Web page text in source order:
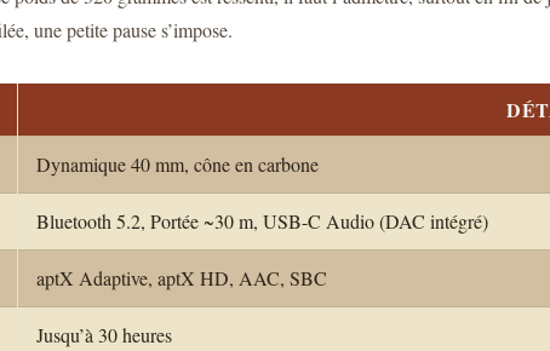
une petite pause s’impose.
Dynamique 40 mm, cône en carbone
Bluetooth 5.2, Portée ~30 m, USB-C Audio (DAC intégré)
aptX Adaptive, aptX HD, AAC, SBC
Jusqu’à 30 heures